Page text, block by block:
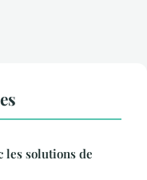
les solutions de